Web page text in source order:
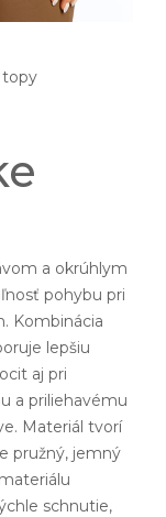
topy
a okrúhlym
pohybu pri
Kombinácia
lepšiu
aj pri
a priliehavému
Materiál tvorí
pružný, jemný
schnutie,